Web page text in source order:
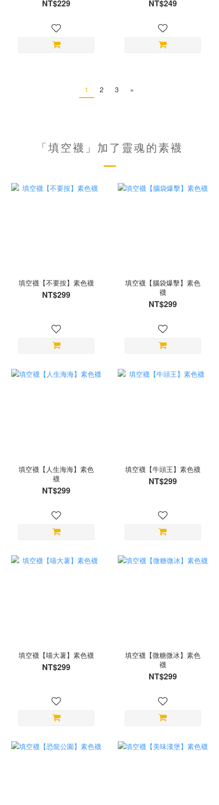
NT$229 NT$249
1 2 3 »
「填空襪」加了靈魂的素襪
填空襪【不要按】素色襪
NT$299
填空襪【腦袋爆擊】素色
襪
NT$299
填空襪【人生海海】素色
襪
NT$299
填空襪【牛頭王】素色襪
NT$299
填空襪【喵大薯】素色襪
NT$299
填空襪【微糖微冰】素色
襪
NT$299